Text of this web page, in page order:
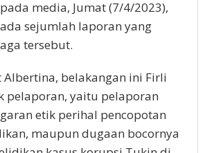
media, Jumat (7/4/2023),
sejumlah laporan yang
tersebut.
belakangan ini Firli
pelaporan, yaitu pelaporan
etik perihal pencopotan
maupun dugaan bocornya